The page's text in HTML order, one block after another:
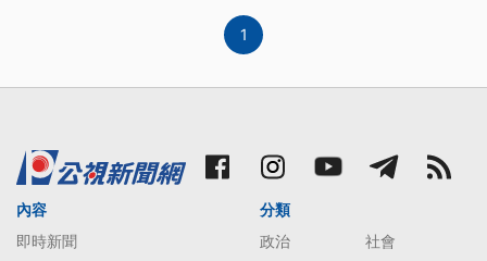
期，一開始他感到憤怒甚至
1
內容
即時新聞
分類
政治
社會